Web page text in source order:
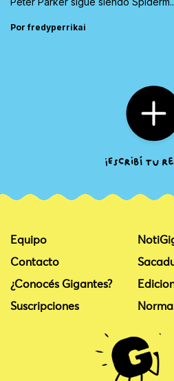
Por fredyperrikai
Equipo
Contacto
¿Conocés Gigantes?
Suscripciones